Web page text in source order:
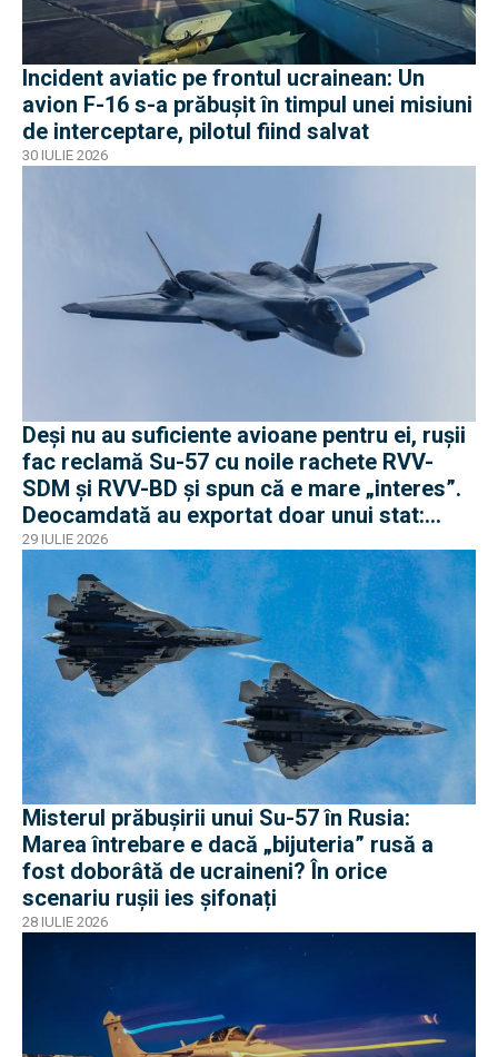
Incident aviatic pe frontul ucrainean: Un
avion F-16 s-a prăbușit în timpul unei misiuni
de interceptare, pilotul fiind salvat
30 IULIE 2026
Deși nu au suficiente avioane pentru ei, rușii
fac reclamă Su-57 cu noile rachete RVV-
SDM și RVV-BD și spun că e mare „interes”.
Deocamdată au exportat doar unui stat:
Algeria
29 IULIE 2026
Misterul prăbușirii unui Su-57 în Rusia:
Marea întrebare e dacă „bijuteria” rusă a
fost doborâtă de ucraineni? În orice
scenariu rușii ies șifonați
28 IULIE 2026